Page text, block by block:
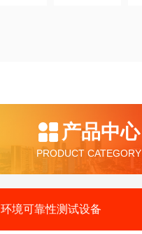
产品中心
PRODUCT CATEGORY
环境可靠性测试设备